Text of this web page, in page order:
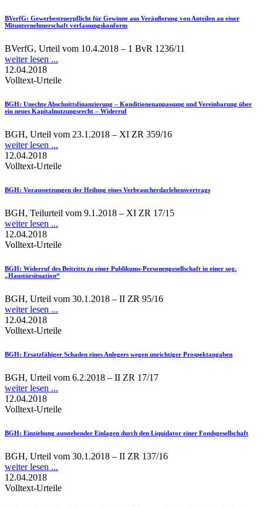
BVerfG: Gewerbesteuerpflicht für Gewinne aus Veräußerung von Anteilen an einer
Mitunternehmerschaft verfassungskonform
BVerfG, Urteil vom 10.4.2018 – 1 BvR 1236/11
weiter lesen ...
12.04.2018
Volltext-Urteile
BGH: Unechte Abschnittsfinanzierung – Konditionenanpassung und Vereinbarung über
ein neues Kapitalnutzungsrecht – Widerruf
BGH, Urteil vom 23.1.2018 – XI ZR 359/16
weiter lesen ...
12.04.2018
Volltext-Urteile
BGH: Voraussetzungen der Heilung eines Verbraucherdarlehensvertrags
BGH, Teilurteil vom 9.1.2018 – XI ZR 17/15
weiter lesen ...
12.04.2018
Volltext-Urteile
BGH: Widerruf des Beitritts zu einer Publikums-Personengesellschaft in einer sog.
„Haustürsituation“
BGH, Urteil vom 30.1.2018 – II ZR 95/16
weiter lesen ...
12.04.2018
Volltext-Urteile
BGH: Ersatzfähiger Schaden eines Anlegers wegen unrichtiger Prospektangaben
BGH, Urteil vom 6.2.2018 – II ZR 17/17
weiter lesen ...
12.04.2018
Volltext-Urteile
BGH: Einziehung ausstehender Einlagen durch den Liquidator einer Fondsgesellschaft
BGH, Urteil vom 30.1.2018 – II ZR 137/16
weiter lesen ...
12.04.2018
Volltext-Urteile